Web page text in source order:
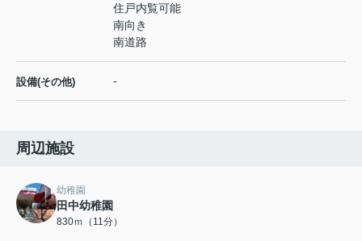
住戸内覧可能
南向き
南道路
設備(その他) -
周辺施設
幼稚園
田中幼稚園
830ｍ（11分）